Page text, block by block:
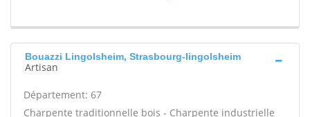
Bouazzi Lingolsheim, Strasbourg-lingolsheim
Artisan
Département: 67
Charpente traditionnelle bois - Charpente industrielle